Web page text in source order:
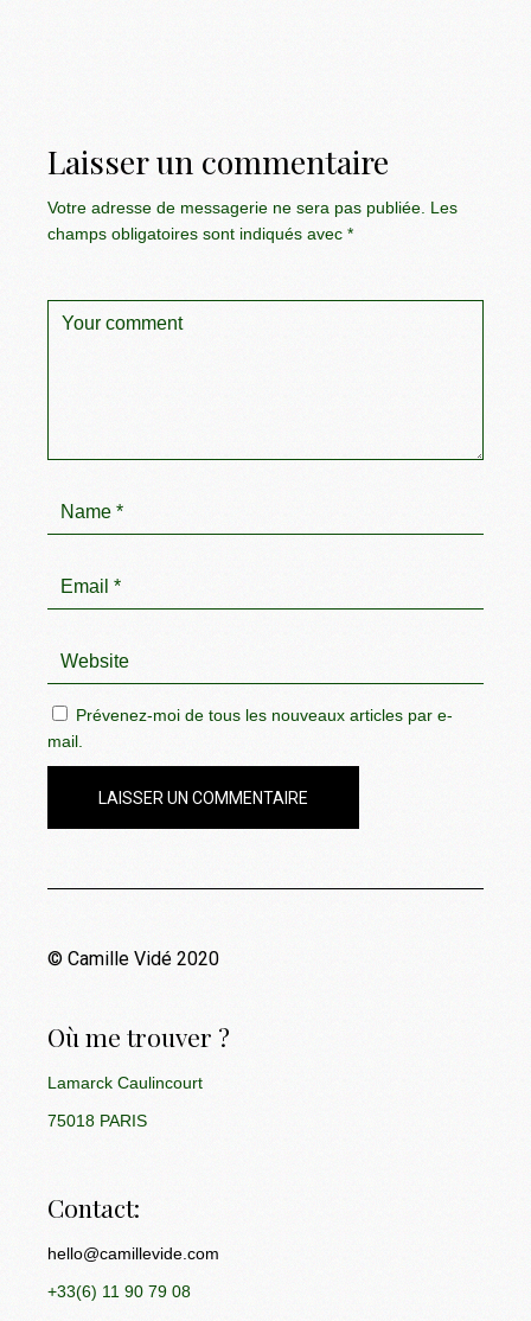
Laisser un commentaire
Votre adresse de messagerie ne sera pas publiée. Les
champs obligatoires sont indiqués avec*
Prévenez-moi de tous les nouveaux articles par e-
mail.
LAISSER UN COMMENTAIRE
© Camille Vidé 2020
Où me trouver ?
Lamarck Caulincourt
75018 PARIS
Contact:
hello@camillevide.com
+33(6) 11 90 79 08